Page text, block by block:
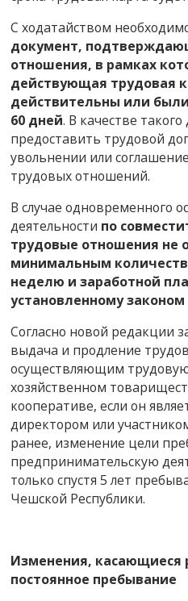
С ходатайством
документ,
отношения, в рамках
действующая трудовая
действительны или
60 дней. В качестве
предоставить трудовой
увольнении или
трудовых отношений.
В случае одновременного
деятельности по
трудовые отношения не
минимальным
неделю и заработной
установленному
Согласно новой редакции
выдача и продление
осуществляющим
хозяйственном
кооперативе, если он
директором или
ранее, изменение цели
предпринимательскую
только спустя 5 лет
Чешской Республики.
Изменения, касающиеся
постоянное пребывание